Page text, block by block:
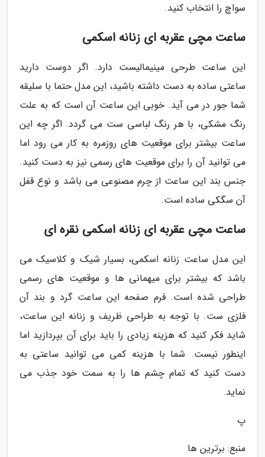
سواچ را انتخاب کنید.
ساعت مچی عقربه ای زنانه اسکمی
این ساعت طرحی مینیمالیست دارد. اگر دوست دارید
ساعتی ساده به دست داشته باشید، این مدل حتما با سلیقه
شما جور در می آید. خوبی این ساعت آن است که به علت
رنگ مشکی، با هر رنگ لباسی ست می گردد. اگر چه این
ساعت بیشتر برای موقعیت های روزمره به کار می رود اما
می توانید آن را برای موقعیت های رسمی نیز به دست کنید.
جنس بند این ساعت از چرم مصنوعی می باشد و نوع قفل
آن سگکی ساده است.
ساعت مچی عقربه ای زنانه اسکمی نقره ای
این مدل ساعت زنانه اسکمی، بسیار شیک و کلاسیک می
باشد که بیشتر برای میهمانی ها و موقعیت های رسمی
طراحی شده است. فرم صفحه این ساعت گرد و بند آن
فلزی ست. با توجه به طراحی ظریف و زنانه این ساعت،
شاید فکر کنید که هزینه زیادی را باید برای آن بپردازید اما
اینطور نیست. شما با هزینه کمی می توانید ساعتی به
دست کنید که تمام چشم ها را به سمت خود جذب می
نماید.
پ
منبع: برترین ها